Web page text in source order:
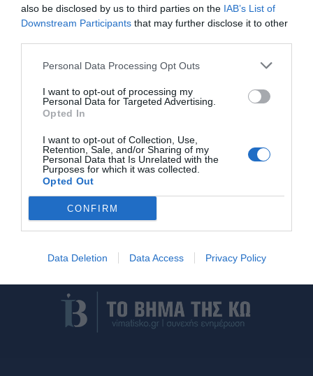
also be disclosed by us to third parties on the IAB’s List of
Downstream Participants that may further disclose it to other
Personal Data Processing Opt Outs
I want to opt-out of processing my
Personal Data for Targeted Advertising.
Opted In
I want to opt-out of Collection, Use,
Retention, Sale, and/or Sharing of my
Personal Data that Is Unrelated with the
Purposes for which it was collected.
Opted Out
CONFIRM
Data Deletion Data Access Privacy Policy
AEGEAN HOUSES
Ιδιώτης
Γίνε μέλος